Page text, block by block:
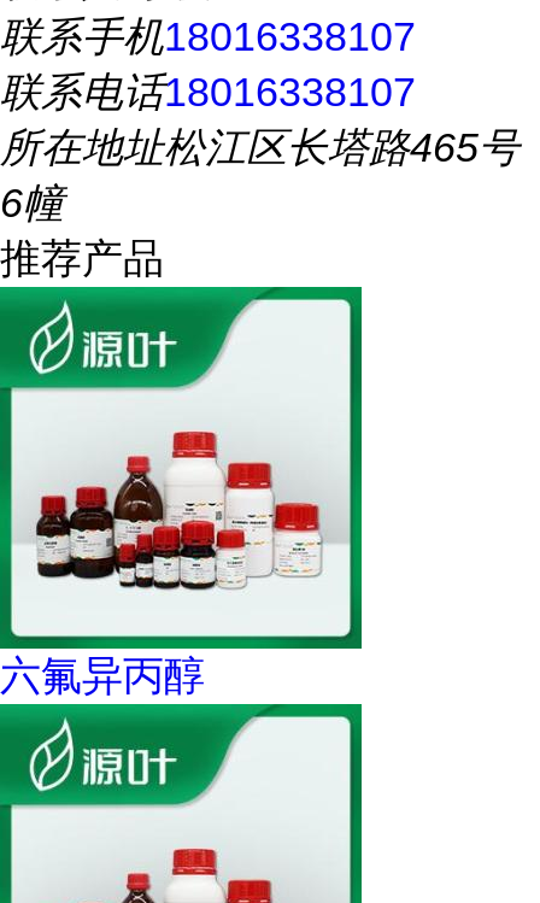
联系手机18016338107
联系电话18016338107
所在地址松江区长塔路465号
6幢
推荐产品
六氟异丙醇